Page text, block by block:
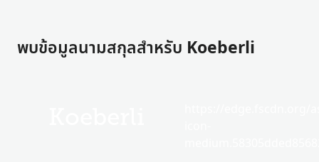
พบข้อมูลนามสกุลสำหรับ Koeberli